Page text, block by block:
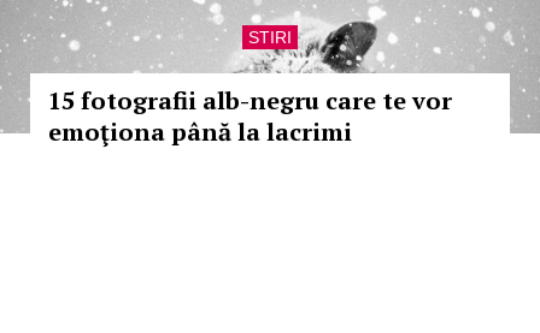
STIRI
15 fotografii alb-negru care te vor
emoţiona până la lacrimi